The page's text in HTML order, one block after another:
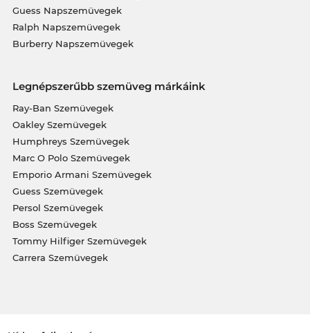
Guess Napszemüvegek
Ralph Napszemüvegek
Burberry Napszemüvegek
Legnépszerűbb szemüveg márkáink
Ray-Ban Szemüvegek
Oakley Szemüvegek
Humphreys Szemüvegek
Marc O Polo Szemüvegek
Emporio Armani Szemüvegek
Guess Szemüvegek
Persol Szemüvegek
Boss Szemüvegek
Tommy Hilfiger Szemüvegek
Carrera Szemüvegek